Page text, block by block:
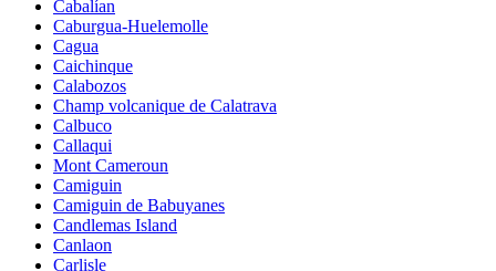
Cabalían
Caburgua-Huelemolle
Cagua
Caichinque
Calabozos
Champ volcanique de Calatrava
Calbuco
Callaqui
Mont Cameroun
Camiguin
Camiguin de Babuyanes
Candlemas Island
Canlaon
Carlisle